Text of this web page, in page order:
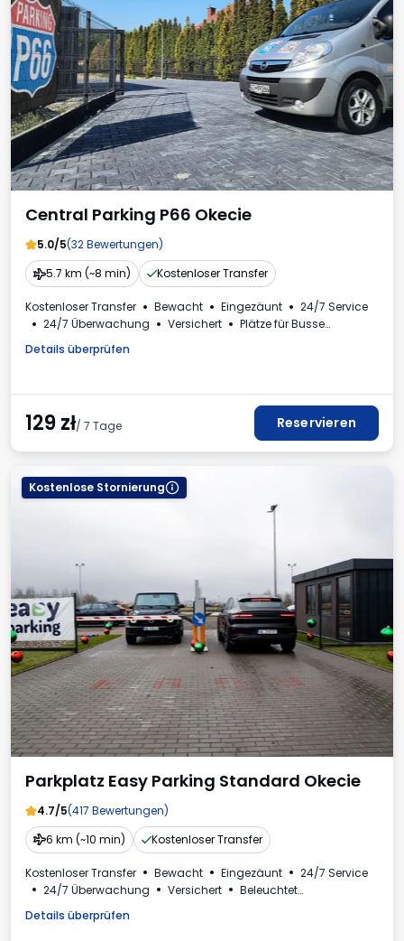
Central Parking P66 Okecie
5.0/5(32 Bewertungen)
5.7 km (~8 min)
Kostenloser Transfer
Kostenloser Transfer Bewacht Eingezäunt
24/7 Service
24/7 Überwachung
Versichert
Plätze für Busse
VIP-Bereiche im Innenbereich
Getränke erhältlich
Details überprüfen
129zł/ 7 Tage Reservieren
Kostenlose Stornierung
Parkplatz Easy Parking Standard Okecie
4.7/5(417 Bewertungen)
6 km (~10 min)
Kostenloser Transfer
Kostenloser Transfer Bewacht Eingezäunt
24/7 Service
24/7 Überwachung
Versichert
Beleuchtet
Kinderecke
Erforderliche Fahrzeugkennzeichen
Details überprüfen